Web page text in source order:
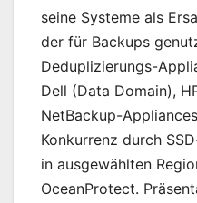
seine Systeme als
der für Backups
Deduplizierungs-
Dell (Data Domain),
NetBackup-
Konkurrenz durch
in ausgewählten
OceanProtect.